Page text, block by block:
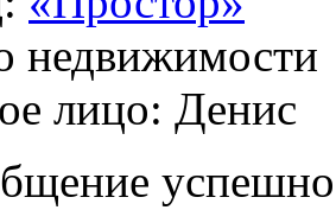
недвижимости
лицо: Денис
успешно